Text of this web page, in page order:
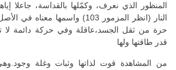
المنظور الذي نعرف، وكمّلها بالقداسة، جاعلا
النار (انظر المزمور 103) واسمها
حرة من ثقل الجسد،عاقلة وفي حركة دائمة لا
قدر طاقتها ولها
من المشاهدة قوت لذاتها وثبات وغلة